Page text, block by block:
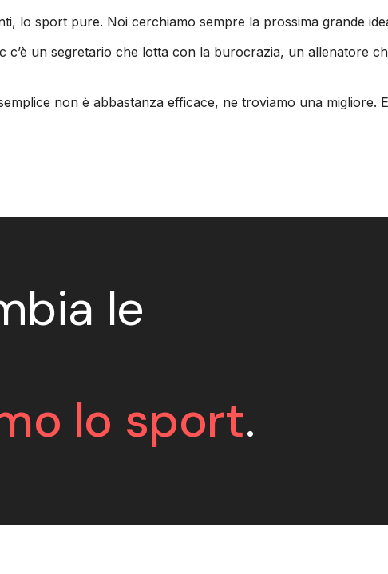
lo sport pure. Noi cerchiamo sempre la prossima grande
c’è un segretario che lotta con la burocrazia, un allenatore
non è abbastanza efficace, ne troviamo una migliore.
le
lo sport.